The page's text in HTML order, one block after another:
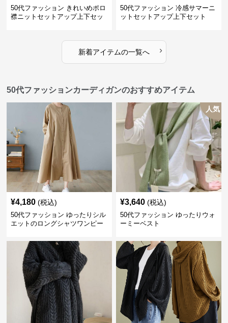
50代ファッション きれいめポロ
襟ニットセットアップ上下セッ
50代ファッション 冷感サマーニ
ットセットアップ上下セット
新着アイテムの一覧へ ›
50代ファッションカーディガンのおすすめアイテム
¥4,180 (税込)
50代ファッション ゆったりシル
エットのロングシャツワンピー
人気
¥3,640 (税込)
50代ファッション ゆったりウォ
ーミーベスト